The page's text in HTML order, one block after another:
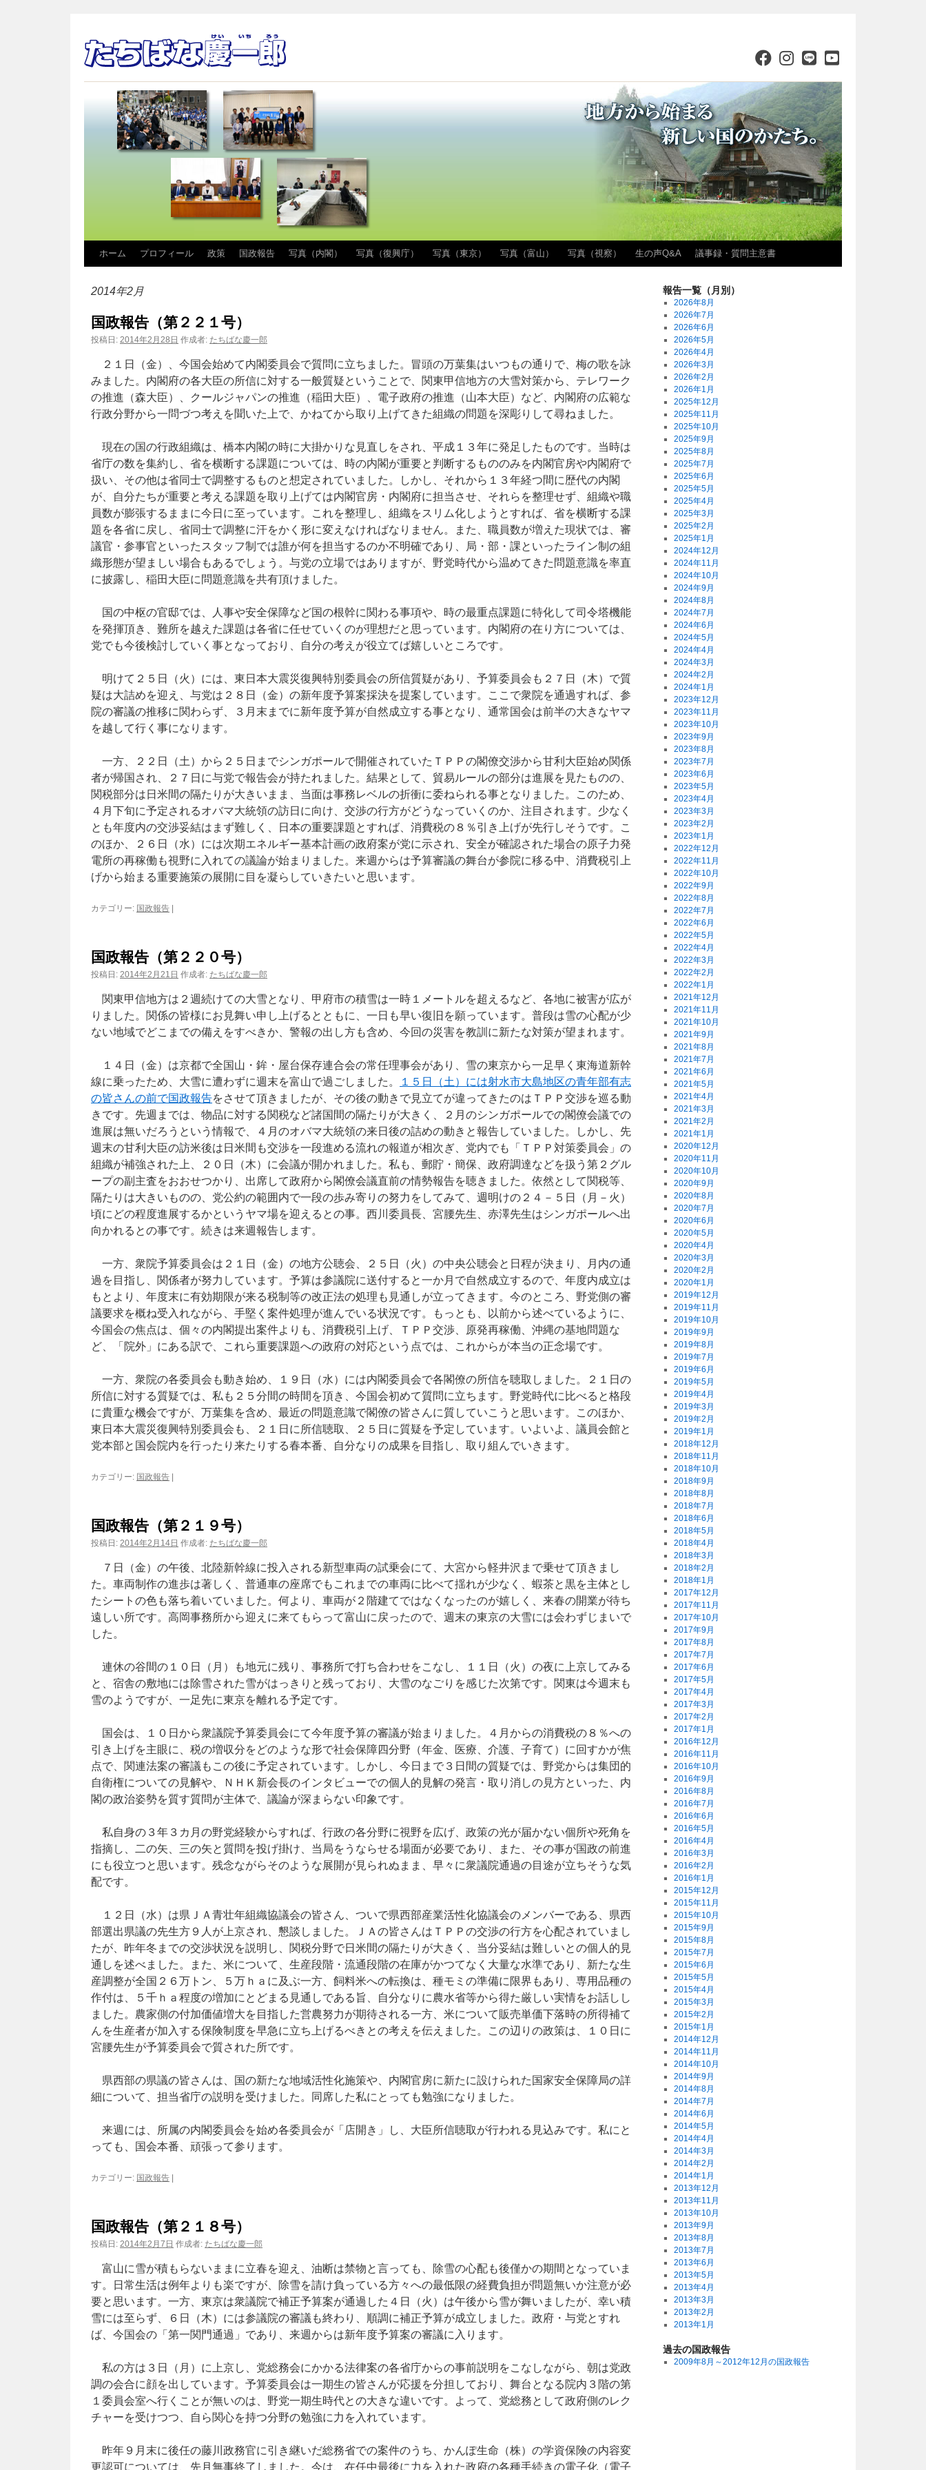
ン
へ
ス
ッ
プ
ホーム プロフィール 政策 国政報告 写真（内閣） 写真（復興庁） 写真（東京） 写真（富山） 写真（視察） 生の声Q&A 議事録・質問主意書
2014年2月
国政報告（第２２１号）
投稿日: 2014年2月28日 作成者: たちばな慶一郎
２１日（金）、今国会始めて内閣委員会で質問に立ちました。冒頭の万葉集はいつもの通りで、梅の歌を詠
みました。内閣府の各大臣の所信に対する一般質疑ということで、関東甲信地方の大雪対策から、テレワーク
の推進（森大臣）、クールジャパンの推進（稲田大臣）、電子政府の推進（山本大臣）など、内閣府の広範な
行政分野から一問づつ考えを聞いた上で、かねてから取り上げてきた組織の問題を深彫りして尋ねました。
現在の国の行政組織は、橋本内閣の時に大掛かりな見直しをされ、平成１３年に発足したものです。当時は
省庁の数を集約し、省を横断する課題については、時の内閣が重要と判断するもののみを内閣官房や内閣府で
扱い、その他は省同士で調整するものと想定されていました。しかし、それから１３年経つ間に歴代の内閣
が、自分たちが重要と考える課題を取り上げては内閣官房・内閣府に担当させ、それらを整理せず、組織や職
員数が膨張するままに今日に至っています。これを整理し、組織をスリム化しようとすれば、省を横断する課
題を各省に戻し、省同士で調整に汗をかく形に変えなければなりません。また、職員数が増えた現状では、審
議官・参事官といったスタッフ制では誰が何を担当するのか不明確であり、局・部・課といったライン制の組
織形態が望ましい場合もあるでしょう。与党の立場ではありますが、野党時代から温めてきた問題意識を率直
に披露し、稲田大臣に問題意識を共有頂けました。
国の中枢の官邸では、人事や安全保障など国の根幹に関わる事項や、時の最重点課題に特化して司令塔機能
を発揮頂き、難所を越えた課題は各省に任せていくのが理想だと思っています。内閣府の在り方については、
党でも今後検討していく事となっており、自分の考えが役立てば嬉しいところです。
明けて２５日（火）には、東日本大震災復興特別委員会の所信質疑があり、予算委員会も２７日（木）で質
疑は大詰めを迎え、与党は２８日（金）の新年度予算案採決を提案しています。ここで衆院を通過すれば、参
院の審議の推移に関わらず、３月末までに新年度予算が自然成立する事となり、通常国会は前半の大きなヤマ
を越して行く事になります。
一方、２２日（土）から２５日までシンガポールで開催されていたＴＰＰの閣僚交渉から甘利大臣始め関係
者が帰国され、２７日に与党で報告会が持たれました。結果として、貿易ルールの部分は進展を見たものの、
関税部分は日米間の隔たりが大きいまま、当面は事務レベルの折衝に委ねられる事となりました。このため、
４月下旬に予定されるオバマ大統領の訪日に向け、交渉の行方がどうなっていくのか、注目されます。少なく
とも年度内の交渉妥結はまず難しく、日本の重要課題とすれば、消費税の８％引き上げが先行しそうです。こ
のほか、２６日（水）には次期エネルギー基本計画の政府案が党に示され、安全が確認された場合の原子力発
電所の再稼働も視野に入れての議論が始まりました。来週からは予算審議の舞台が参院に移る中、消費税引上
げから始まる重要施策の展開に目を凝らしていきたいと思います。
カテゴリー: 国政報告
国政報告（第２２０号）
投稿日: 2014年2月21日 作成者: たちばな慶一郎
関東甲信地方は２週続けての大雪となり、甲府市の積雪は一時１メートルを超えるなど、各地に被害が広が
りました。関係の皆様にお見舞い申し上げるとともに、一日も早い復旧を願っています。普段は雪の心配が少
ない地域でどこまでの備えをすべきか、警報の出し方も含め、今回の災害を教訓に新たな対策が望まれます。
１４日（金）は京都で全国山・鉾・屋台保存連合会の常任理事会があり、雪の東京から一足早く東海道新幹
線に乗ったため、大雪に遭わずに週末を富山で過ごしました。
１５日（土）には射水市大島地区の青年部有志
の皆さんの前で国政報告をさせて頂きましたが、その後の動きで見立てが違ってきたのはＴＰＰ交渉を巡る動
きです。先週までは、物品に対する関税など諸国間の隔たりが大きく、２月のシンガポールでの閣僚会議での
進展は無いだろうという情報で、４月のオバマ大統領の来日後の詰めの動きと報告していました。しかし、先
週末の甘利大臣の訪米後は日米間も交渉を一段進める流れの報道が相次ぎ、党内でも「ＴＰＰ対策委員会」の
組織が補強された上、２０日（木）に会議が開かれました。私も、郵貯・簡保、政府調達などを扱う第２グル
ープの副主査をおおせつかり、出席して政府から閣僚会議直前の情勢報告を聴きました。依然として関税等、
隔たりは大きいものの、党公約の範囲内で一段の歩み寄りの努力をしてみて、週明けの２４－５日（月－火）
頃にどの程度進展するかというヤマ場を迎えるとの事。西川委員長、宮腰先生、赤澤先生はシンガポールへ出
向かれるとの事です。続きは来週報告します。
一方、衆院予算委員会は２１日（金）の地方公聴会、２５日（火）の中央公聴会と日程が決まり、月内の通
過を目指し、関係者が努力しています。予算は参議院に送付すると一か月で自然成立するので、年度内成立は
もとより、年度末に有効期限が来る税制等の改正法の処理も見通しが立ってきます。今のところ、野党側の審
議要求を概ね受入れながら、手堅く案件処理が進んでいる状況です。もっとも、以前から述べているように、
今国会の焦点は、個々の内閣提出案件よりも、消費税引上げ、ＴＰＰ交渉、原発再稼働、沖縄の基地問題な
ど、「院外」にある訳で、これら重要課題への政府の対応という点では、これからが本当の正念場です。
一方、衆院の各委員会も動き始め、１９日（水）には内閣委員会で各閣僚の所信を聴取しました。２１日の
所信に対する質疑では、私も２５分間の時間を頂き、今国会初めて質問に立ちます。野党時代に比べると格段
に貴重な機会ですが、万葉集を含め、最近の問題意識で閣僚の皆さんに質していこうと思います。このほか、
東日本大震災復興特別委員会も、２１日に所信聴取、２５日に質疑を予定しています。いよいよ、議員会館と
党本部と国会院内を行ったり来たりする春本番、自分なりの成果を目指し、取り組んでいきます。
カテゴリー: 国政報告
国政報告（第２１９号）
投稿日: 2014年2月14日 作成者: たちばな慶一郎
７日（金）の午後、北陸新幹線に投入される新型車両の試乗会にて、大宮から軽井沢まで乗せて頂きまし
た。車両制作の進歩は著しく、普通車の座席でもこれまでの車両に比べて揺れが少なく、蝦茶と黒を主体とし
たシートの色も落ち着いていました。何より、車両が２階建てではなくなったのが嬉しく、来春の開業が待ち
遠しい所です。高岡事務所から迎えに来てもらって富山に戻ったので、週末の東京の大雪には会わずじまいで
した。
連休の谷間の１０日（月）も地元に残り、事務所で打ち合わせをこなし、１１日（火）の夜に上京してみる
と、宿舎の敷地には除雪された雪がはっきりと残っており、大雪のなごりを感じた次第です。関東は今週末も
雪のようですが、一足先に東京を離れる予定です。
国会は、１０日から衆議院予算委員会にて今年度予算の審議が始まりました。４月からの消費税の８％への
引き上げを主眼に、税の増収分をどのような形で社会保障四分野（年金、医療、介護、子育て）に回すかが焦
点で、関連法案の審議もこの後に予定されています。しかし、今日まで３日間の質疑では、野党からは集団的
自衛権についての見解や、ＮＨＫ新会長のインタビューでの個人的見解の発言・取り消しの見方といった、内
閣の政治姿勢を質す質問が主体で、議論が深まらない印象です。
私自身の３年３カ月の野党経験からすれば、行政の各分野に視野を広げ、政策の光が届かない個所や死角を
指摘し、二の矢、三の矢と質問を投げ掛け、当局をうならせる場面が必要であり、また、その事が国政の前進
にも役立つと思います。残念ながらそのような展開が見られぬまま、早々に衆議院通過の目途が立ちそうな気
配です。
１２日（水）は県ＪＡ青壮年組織協議会の皆さん、ついで県西部産業活性化協議会のメンバーである、県西
部選出県議の先生方９人が上京され、懇談しました。ＪＡの皆さんはＴＰＰの交渉の行方を心配されていまし
たが、昨年冬までの交渉状況を説明し、関税分野で日米間の隔たりが大きく、当分妥結は難しいとの個人的見
通しを述べました。また、米について、生産段階・流通段階の在庫がかつてなく大量な水準であり、新たな生
産調整が全国２６万トン、５万ｈａに及ぶ一方、飼料米への転換は、種モミの準備に限界もあり、専用品種の
作付は、５千ｈａ程度の増加にとどまる見通しである旨、自分なりに農水省等から得た厳しい実情をお話しし
ました。農家側の付加価値増大を目指した営農努力が期待される一方、米について販売単価下落時の所得補て
んを生産者が加入する保険制度を早急に立ち上げるべきとの考えを伝えました。この辺りの政策は、１０日に
宮腰先生が予算委員会で質された所です。
県西部の県議の皆さんは、国の新たな地域活性化施策や、内閣官房に新たに設けられた国家安全保障局の詳
細について、担当省庁の説明を受けました。同席した私にとっても勉強になりました。
来週には、所属の内閣委員会を始め各委員会が「店開き」し、大臣所信聴取が行われる見込みです。私にと
っても、国会本番、頑張って参ります。
カテゴリー: 国政報告
国政報告（第２１８号）
投稿日: 2014年2月7日 作成者: たちばな慶一郎
富山に雪が積もらないままに立春を迎え、油断は禁物と言っても、除雪の心配も後僅かの期間となっていま
す。日常生活は例年よりも楽ですが、除雪を請け負っている方々への最低限の経費負担が問題無いか注意が必
要と思います。一方、東京は衆議院で補正予算案が通過した４日（火）は午後から雪が舞いましたが、幸い積
雪には至らず、６日（木）には参議院の審議も終わり、順調に補正予算が成立しました。政府・与党とすれ
ば、今国会の「第一関門通過」であり、来週からは新年度予算案の審議に入ります。
私の方は３日（月）に上京し、党総務会にかかる法律案の各省庁からの事前説明をこなしながら、朝は党政
調の会合に顔を出しています。予算委員会は一期生の皆さんが応援を分担しており、舞台となる院内３階の第
１委員会室へ行くことが無いのは、野党一期生時代との大きな違いです。よって、党総務として政府側のレク
チャーを受けつつ、自ら関心を持つ分野の勉強に力を入れています。
昨年９月末に後任の藤川政務官に引き継いだ総務省での案件のうち、かんぽ生命（株）の学資保険の内容変
更認可については、先月無事終了しました。今は、在任中最後に力を入れた政府の各種手続きの電子化（電子
報告一覧（月別）
2026年8月
2026年7月
2026年6月
2026年5月
2026年4月
2026年3月
2026年2月
2026年1月
2025年12月
2025年11月
2025年10月
2025年9月
2025年8月
2025年7月
2025年6月
2025年5月
2025年4月
2025年3月
2025年2月
2025年1月
2024年12月
2024年11月
2024年10月
2024年9月
2024年8月
2024年7月
2024年6月
2024年5月
2024年4月
2024年3月
2024年2月
2024年1月
2023年12月
2023年11月
2023年10月
2023年9月
2023年8月
2023年7月
2023年6月
2023年5月
2023年4月
2023年3月
2023年2月
2023年1月
2022年12月
2022年11月
2022年10月
2022年9月
2022年8月
2022年7月
2022年6月
2022年5月
2022年4月
2022年3月
2022年2月
2022年1月
2021年12月
2021年11月
2021年10月
2021年9月
2021年8月
2021年7月
2021年6月
2021年5月
2021年4月
2021年3月
2021年2月
2021年1月
2020年12月
2020年11月
2020年10月
2020年9月
2020年8月
2020年7月
2020年6月
2020年5月
2020年4月
2020年3月
2020年2月
2020年1月
2019年12月
2019年11月
2019年10月
2019年9月
2019年8月
2019年7月
2019年6月
2019年5月
2019年4月
2019年3月
2019年2月
2019年1月
2018年12月
2018年11月
2018年10月
2018年9月
2018年8月
2018年7月
2018年6月
2018年5月
2018年4月
2018年3月
2018年2月
2018年1月
2017年12月
2017年11月
2017年10月
2017年9月
2017年8月
2017年7月
2017年6月
2017年5月
2017年4月
2017年3月
2017年2月
2017年1月
2016年12月
2016年11月
2016年10月
2016年9月
2016年8月
2016年7月
2016年6月
2016年5月
2016年4月
2016年3月
2016年2月
2016年1月
2015年12月
2015年11月
2015年10月
2015年9月
2015年8月
2015年7月
2015年6月
2015年5月
2015年4月
2015年3月
2015年2月
2015年1月
2014年12月
2014年11月
2014年10月
2014年9月
2014年8月
2014年7月
2014年6月
2014年5月
2014年4月
2014年3月
2014年2月
2014年1月
2013年12月
2013年11月
2013年10月
2013年9月
2013年8月
2013年7月
2013年6月
2013年5月
2013年4月
2013年3月
2013年2月
2013年1月
過去の国政報告
2009年8月～2012年12月の国政報告